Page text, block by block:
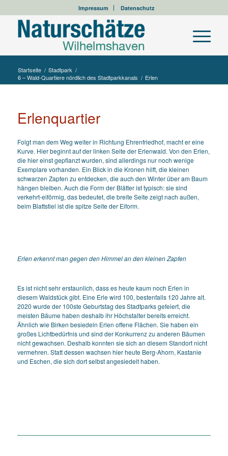
Impressum Datenschutz
Startseite / Stadtpark /
6 – Wald-Quartiere nördlich des Stadtparkkanals / Erlen
Erlenquartier
Folgt man dem Weg weiter in Richtung Ehrenfriedhof, macht er eine
Kurve. Hier beginnt auf der linken Seite der Erlenwald. Von den Erlen,
die hier einst gepflanzt wurden, sind allerdings nur noch wenige
Exemplare vorhanden. Ein Blick in die Kronen hilft, die kleinen
schwarzen Zapfen zu entdecken, die auch den Winter über am Baum
hängen bleiben. Auch die Form der Blätter ist typisch: sie sind
verkehrt-eiförmig, das bedeutet, die breite Seite zeigt nach außen,
beim Blattstiel ist die spitze Seite der Eiform.
Erlen erkennt man gegen den Himmel an den kleinen Zapfen
Es ist nicht sehr erstaunlich, dass es heute kaum noch Erlen in
diesem Waldstück gibt. Eine Erle wird 100, bestenfalls 120 Jahre alt.
2020 wurde der 100ste Geburtstag des Stadtparks gefeiert, die
meisten Bäume haben deshalb ihr Höchstalter bereits erreicht.
Ähnlich wie Birken besiedeln Erlen offene Flächen. Sie haben ein
großes Lichtbedürfnis und sind der Konkurrenz zu anderen Bäumen
nicht gewachsen. Deshalb konnten sie sich an diesem Standort nicht
vermehren. Statt dessen wachsen hier heute Berg-Ahorn, Kastanie
und Eschen, die sich dort selbst angesiedelt haben.